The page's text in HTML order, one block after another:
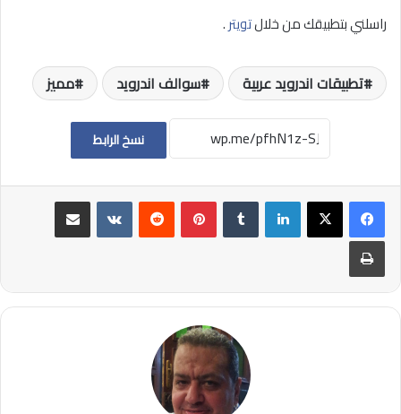
راسلني بتطبيقك من خلالتويتر.
تطبيقات اندرويد عربية سوالف اندرويد مميز
نسخ الرابط
لينكدإن بينتيريست
مشاركة عبر البريد
طباعة